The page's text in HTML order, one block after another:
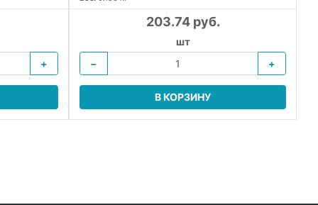
+
203.74 руб.
шт
−
+
В КОРЗИНУ